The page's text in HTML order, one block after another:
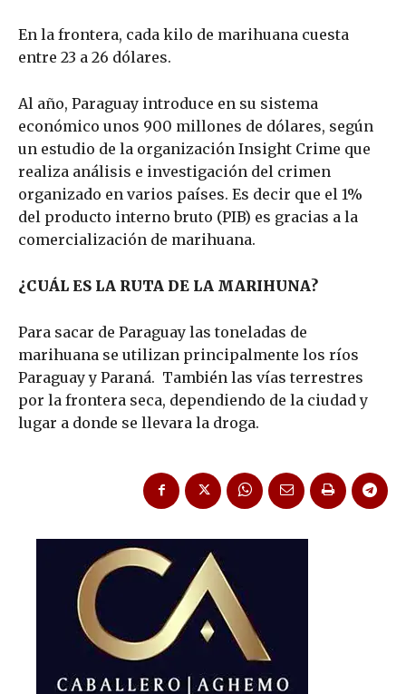
En la frontera, cada kilo de marihuana cuesta
entre 23 a 26 dólares.
Al año, Paraguay introduce en su sistema
económico unos 900 millones de dólares, según
un estudio de la organización Insight Crime que
realiza análisis e investigación del crimen
organizado en varios países. Es decir que el 1%
del producto interno bruto (PIB) es gracias a la
comercialización de marihuana.
¿CUÁL ES LA RUTA DE LA MARIHUNA?
Para sacar de Paraguay las toneladas de
marihuana se utilizan principalmente los ríos
Paraguay y Paraná. También las vías terrestres
por la frontera seca, dependiendo de la ciudad y
lugar a donde se llevara la droga.